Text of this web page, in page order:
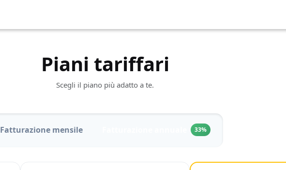
Piani tariffari
Scegli il piano più adatto a te.
Fatturazione mensile 33%